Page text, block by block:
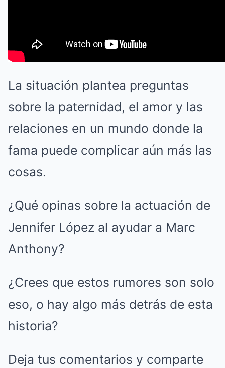
La situación plantea preguntas
sobre la paternidad, el amor y las
relaciones en un mundo donde la
fama puede complicar aún más las
cosas.
¿Qué opinas sobre la actuación de
Jennifer López al ayudar a Marc
Anthony?
¿Crees que estos rumores son solo
eso, o hay algo más detrás de esta
historia?
Deja tus comentarios y comparte